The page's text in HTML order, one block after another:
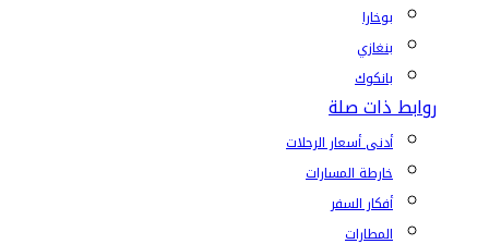
بوخارا
بنغازي
بانكوك
روابط ذات صلة
أدنى أسعار الرحلات
خارطة المسارات
أفكار السفر
المطارات